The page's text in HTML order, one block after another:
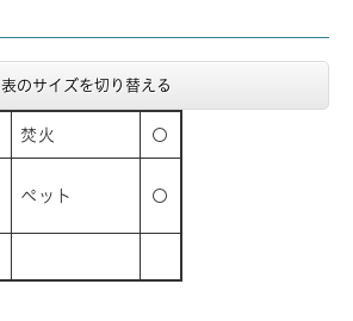
表のサイズを切り替える
焚火 〇
ペット 〇